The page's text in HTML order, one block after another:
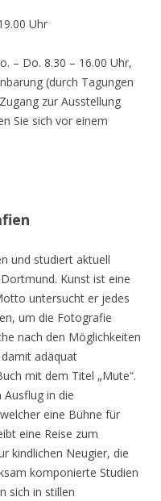
Uhr
– Do. 8.30 – 16.00 Uhr,
(durch Tagungen
zur Ausstellung
Sie sich vor einem
und studiert aktuell
Kunst ist eine
untersucht er jedes
um die Fotografie
nach den Möglichkeiten
adäquat
mit dem Titel „Mute“.
in die
eine Bühne für
eine Reise zum
kindlichen Neugier, die
komponierte Studien
sich in stillen